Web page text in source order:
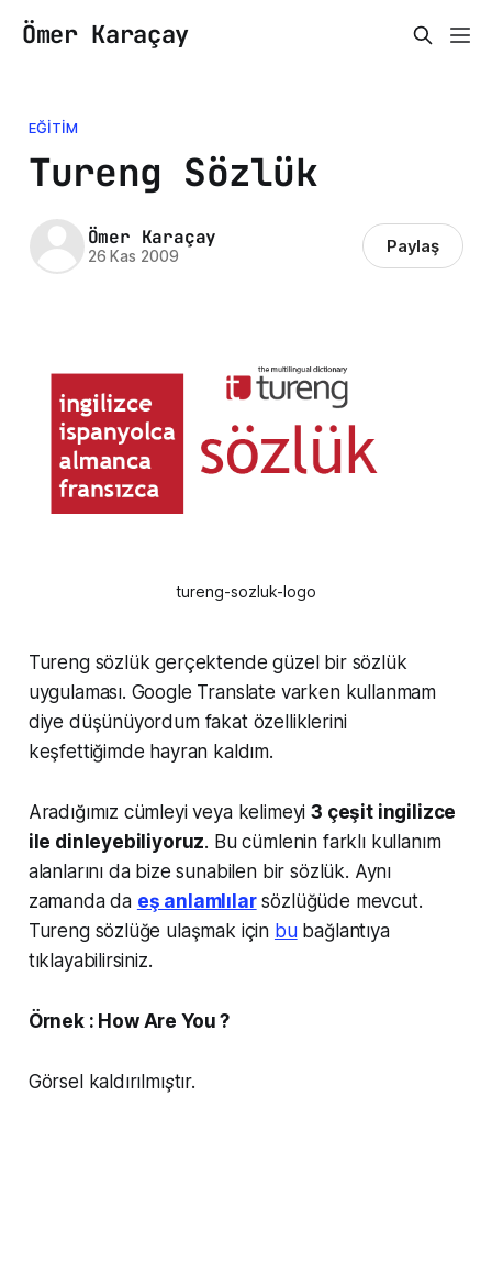
Ömer Karaçay
EĞITIM
Tureng Sözlük
Ömer Karaçay
26 Kas 2009 Paylaş
tureng-sozluk-logo
Tureng sözlük gerçektende güzel bir sözlük
uygulaması. Google Translate varken kullanmam
diye düşünüyordum fakat özelliklerini
keşfettiğimde hayran kaldım.
Aradığımız cümleyi veya kelimeyi3 çeşit ingilizce
ile dinleyebiliyoruz. Bu cümlenin farklı kullanım
alanlarını da bize sunabilen bir sözlük. Aynı
zamanda da eş anlamlılarsözlüğüde mevcut.
Tureng sözlüğe ulaşmak için bubağlantıya
tıklayabilirsiniz.
Örnek : How Are You ?
Görsel kaldırılmıştır.